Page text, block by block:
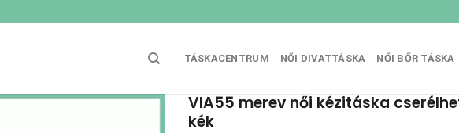
TÁSKACENTRUM NŐI DIVATTÁSKA NŐI BŐR TÁSKA
VIA55 merev női kézitáska
kék